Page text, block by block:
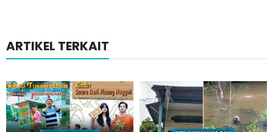
ARTIKEL TERKAIT